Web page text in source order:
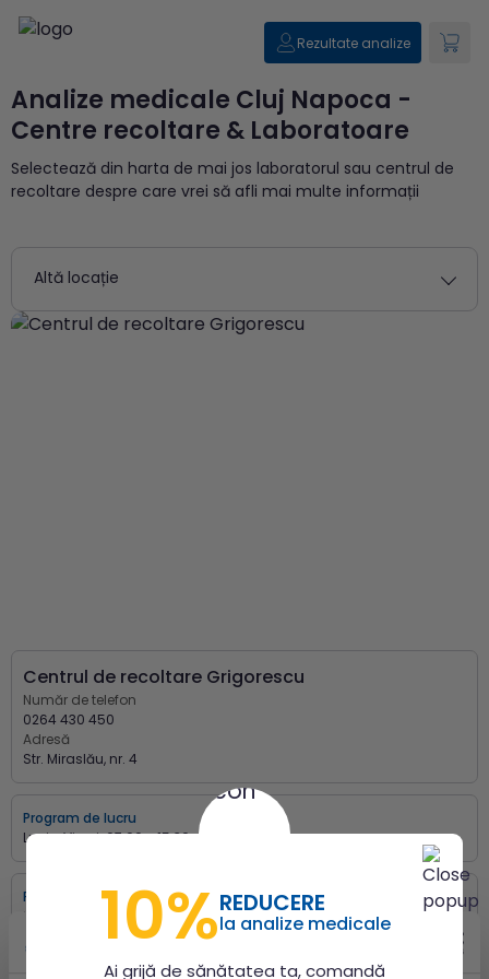
Rezultate analize
Analize medicale Cluj Napoca -
Centre recoltare & Laboratoare
Selectează din harta de mai jos laboratorul sau centrul de
recoltare despre care vrei să afli mai multe informații
Altă locație
Centrul de recoltare Grigorescu
Număr de telefon
0264 430 450
Adresă
Str. Miraslău, nr. 4
Program de lucru
Luni - Vineri:07:00 - 15:30
Program de recoltare
Luni - Vineri:
07:00 - 15:00
Programări online
10%REDUCERE
la analize medicale
Ai grijă de sănătatea ta, comandă